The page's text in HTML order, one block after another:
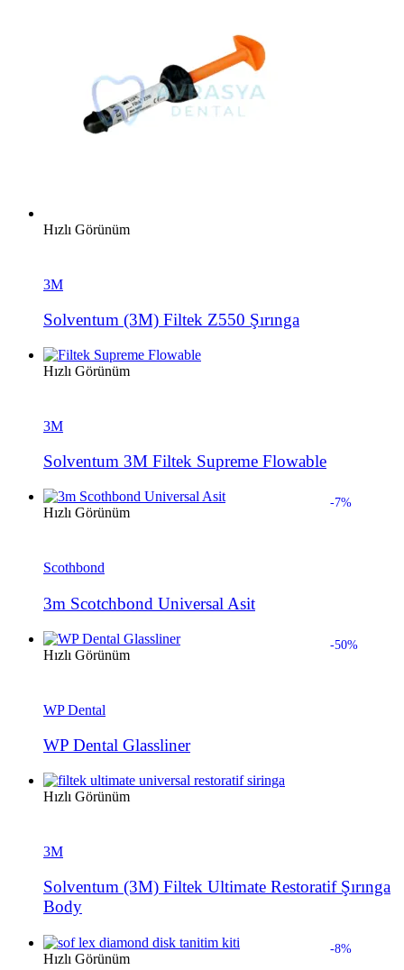
Hızlı Görünüm
3M
Solventum (3M) Filtek Z550 Şırınga
Hızlı Görünüm
3M
Solventum 3M Filtek Supreme Flowable
-7%
Hızlı Görünüm
Scothbond
3m Scotchbond Universal Asit
-50%
Hızlı Görünüm
WP Dental
WP Dental Glassliner
Hızlı Görünüm
3M
Solventum (3M) Filtek Ultimate Restoratif Şırınga
Body
-8%
Hızlı Görünüm